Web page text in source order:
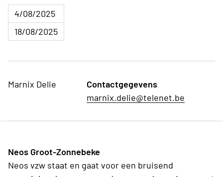
4/08/2025
18/08/2025
Marnix Delie
Contactgegevens
marnix.delie@telenet.be
Neos Groot-Zonnebeke
Neos vzw staat en gaat voor een bruisend